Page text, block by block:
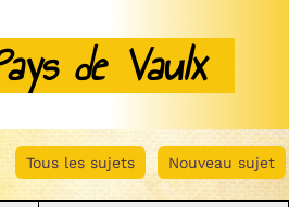
de Vaulx
Tous les sujets Nouveau sujet